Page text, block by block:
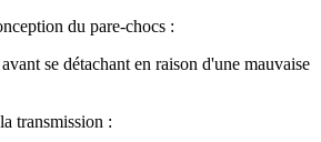
du pare-chocs :
se détachant en raison d'une mauvaise
transmission :